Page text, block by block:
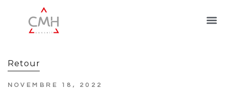
Retour
NOVEMBRE 18, 2022